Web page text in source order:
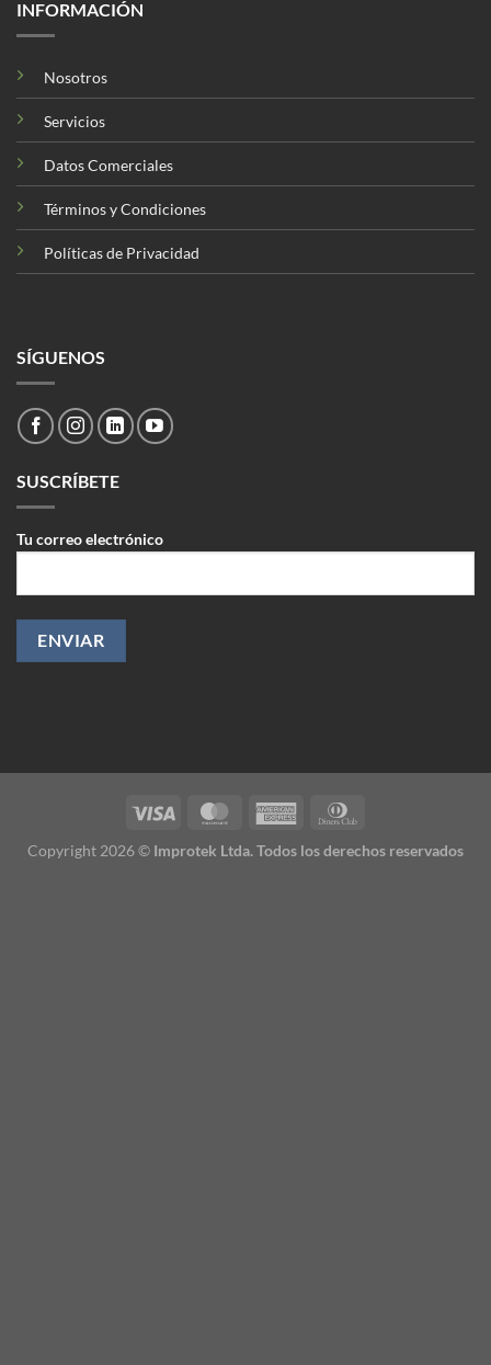
INFORMACIÓN
Nosotros
Servicios
Datos Comerciales
Términos y Condiciones
Políticas de Privacidad
SÍGUENOS
SUSCRÍBETE
Tu correo electrónico
Copyright 2026 © Improtek Ltda. Todos los derechos reservados